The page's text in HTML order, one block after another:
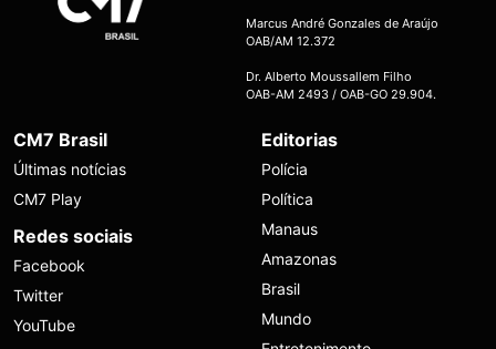
Marcus André Gonzales de Araújo
OAB/AM 12.372
Dr. Alberto Moussallem Filho
OAB-AM 2493 / OAB-GO 29.904.
CM7 Brasil
Últimas notícias
CM7 Play
Redes sociais
Facebook
Twitter
YouTube
Editorias
Polícia
Política
Manaus
Amazonas
Brasil
Mundo